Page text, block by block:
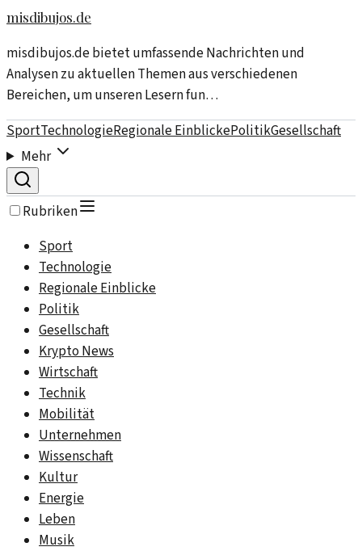
misdibujos.de
misdibujos.de bietet umfassende Nachrichten und
Analysen zu aktuellen Themen aus verschiedenen
Bereichen, um unseren Lesern fun…
SportTechnologieRegionale EinblickePolitikGesellschaft
Mehr
Rubriken
Sport
Technologie
Regionale Einblicke
Politik
Gesellschaft
Krypto News
Wirtschaft
Technik
Mobilität
Unternehmen
Wissenschaft
Kultur
Energie
Leben
Musik